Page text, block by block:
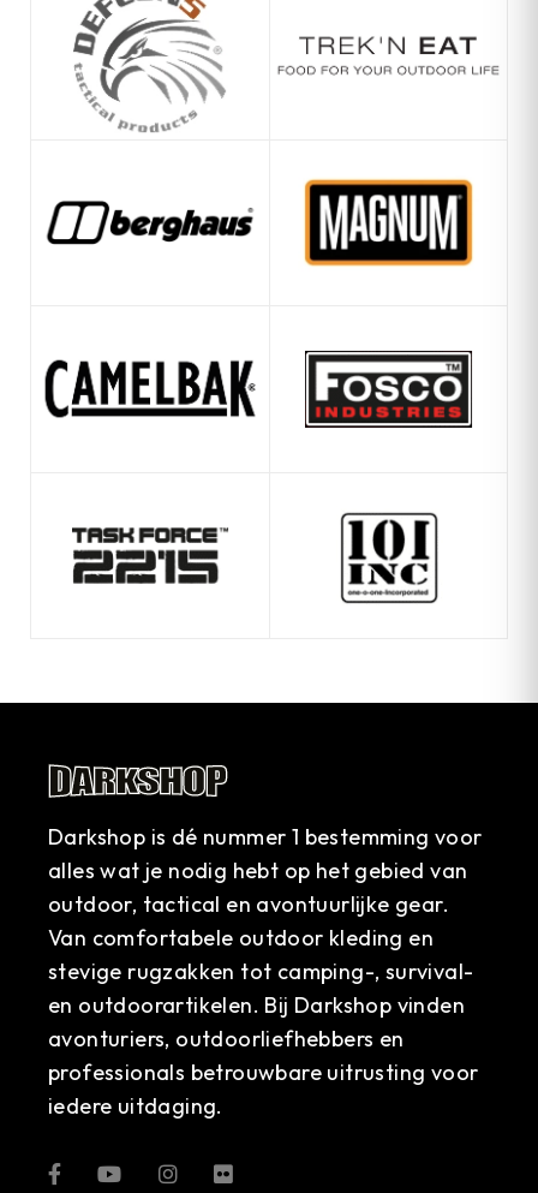
Darkshop is dé nummer 1 bestemming voor
alles wat je nodig hebt op het gebied van
outdoor, tactical en avontuurlijke gear.
Van comfortabele outdoor kleding en
stevige rugzakken tot camping-, survival-
en outdoorartikelen. Bij Darkshop vinden
avonturiers, outdoorliefhebbers en
professionals betrouwbare uitrusting voor
iedere uitdaging.